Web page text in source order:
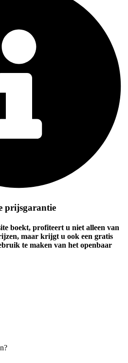
prijsgarantie
boekt, profiteert u niet alleen van
maar krijgt u ook een gratis
te maken van het openbaar